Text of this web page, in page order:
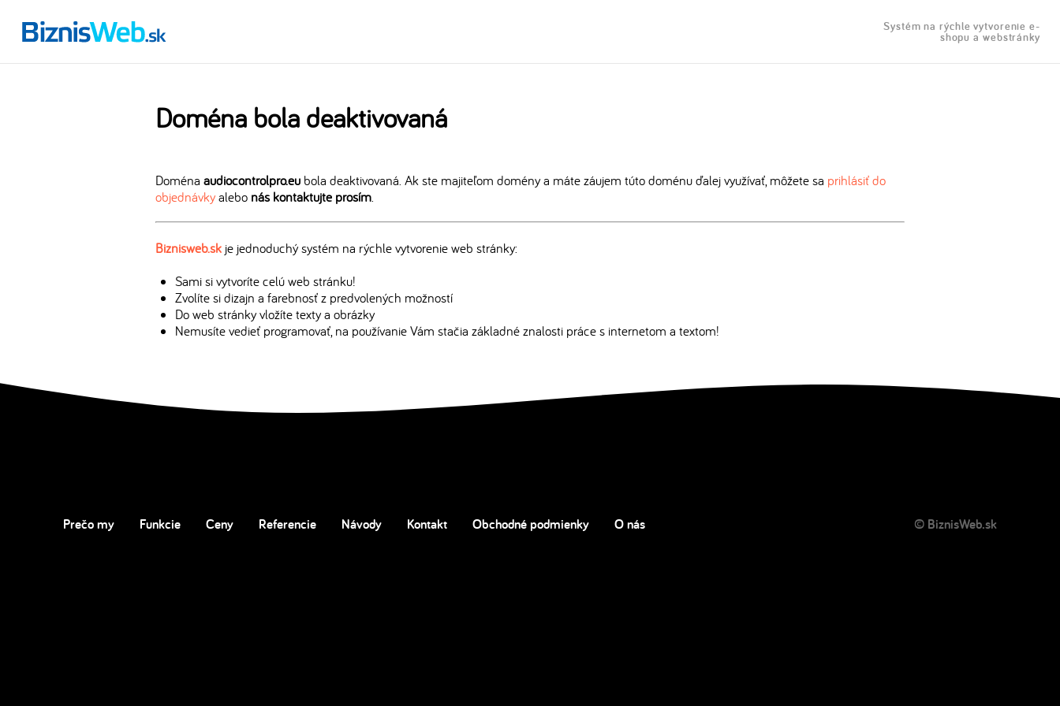
Systém na rýchle vytvorenie e-
shopu a webstránky
Doména bola deaktivovaná
Doména audiocontrolpro.eu bola deaktivovaná. Ak ste majiteľom domény a máte záujem túto doménu ďalej využívať, môžete sa prihlásiť do
objednávkyalebo nás kontaktujte prosím
Biznisweb.sk je jednoduchý systém na rýchle vytvorenie web stránky:
Sami si vytvoríte celú web stránku!
Zvolíte si dizajn a farebnosť z predvolených možností
Do web stránky vložíte texty a obrázky
Nemusíte vedieť programovať, na používanie Vám stačia základné znalosti práce s internetom a textom!
Prečo my Funkcie Ceny Referencie Návody Kontakt Obchodné podmienky O nás © BiznisWeb.sk